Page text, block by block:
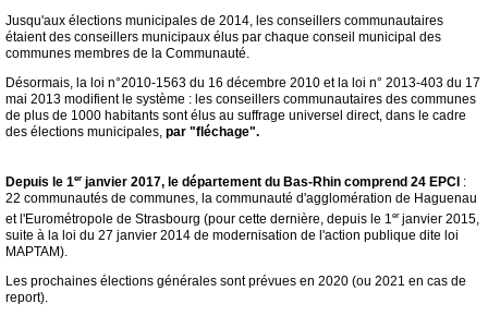
Jusqu'aux élections municipales de 2014, les conseillers communautaires
étaient des conseillers municipaux élus par chaque conseil municipal des
communes membres de la Communauté.
Désormais, la loi n°2010-1563 du 16 décembre 2010 et la loi n° 2013-403 du 17
mai 2013 modifient le système : les conseillers communautaires des communes
de plus de 1000 habitants sont élus au suffrage universel direct, dans le cadre
des élections municipales, par "fléchage".
Depuis le 1erjanvier 2017, le département du Bas-Rhin comprend 24 EPCI:
22 communautés de communes, la communauté d'agglomération de Haguenau
et l'Eurométropole de Strasbourg (pour cette dernière, depuis le 1er janvier 2015,
suite à la loi du 27 janvier 2014 de modernisation de l'action publique dite loi
MAPTAM).
Les prochaines élections générales sont prévues en 2020 (ou 2021 en cas de
report).